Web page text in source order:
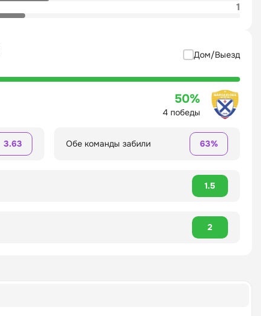
1
Дом/Выезд
50%
4 победы
3.63 Обе команды забили 63%
1.5
2